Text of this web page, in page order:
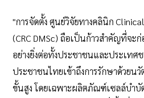
"การจัดตั้ง ศูนย์วิจัยทางคลินิก
(CRC DMSc) ถือเป็นก้าวสำคัญที่จะ
อย่างยิ่งต่อทั้งประชาชนและประเทศ
ประชาชนไทยเข้าถึงการรักษาด้วยน
ขั้นสูง โดยเฉพาะผลิตภัณฑ์เซลล์บำ